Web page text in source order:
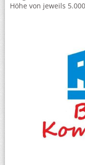
Höhe von jeweils